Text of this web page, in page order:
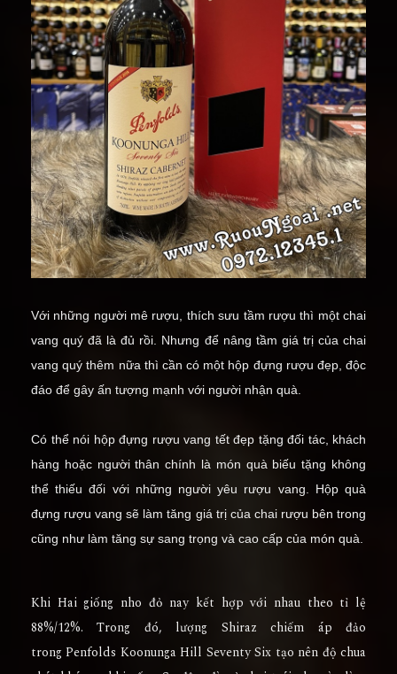
Với những người mê rượu, thích sưu tầm rượu thì một chai
vang quý đã là đủ rồi. Nhưng để nâng tầm giá trị của chai
vang quý thêm nữa thì cần có một hộp đựng rượu đẹp, độc
đáo để gây ấn tượng mạnh với người nhận quà.
Có thể nói hộp đựng rượu vang tết đẹp tặng đối tác, khách
hàng hoặc người thân chính là món quà biếu tặng không
thể thiếu đối với những người yêu rượu vang. Hộp quà
đựng rượu vang sẽ làm tăng giá trị của chai rượu bên trong
cũng như làm tăng sự sang trọng và cao cấp của món quà.
Khi Hai giống nho đỏ nay kết hợp với nhau theo tỉ lệ
88%/12%. Trong đó, lượng Shiraz chiếm áp đảo
trongPenfolds Koonunga Hill Seventy Six tạo nên độ chua